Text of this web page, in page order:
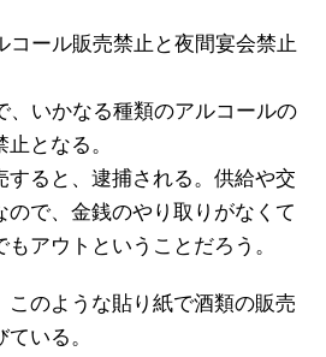
コール販売禁止と夜間宴会禁止
、いかなる種類のアルコールの
となる。
すると、逮捕される。供給や交
ので、金銭のやり取りがなくて
アウトということだろう。
このような貼り紙で酒類の販売
いる。